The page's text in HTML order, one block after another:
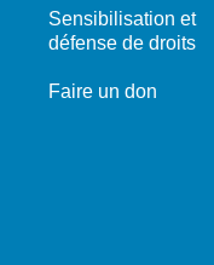
Sensibilisation et
défense de droits
Faire un don